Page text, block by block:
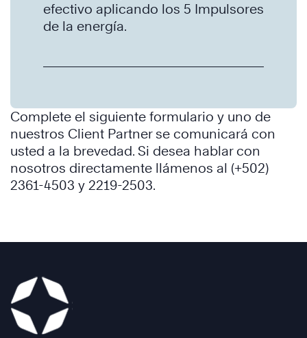
efectivo aplicando los 5 Impulsores
de la energía.
Complete el siguiente formulario y uno de
nuestros Client Partner se comunicará con
usted a la brevedad. Si desea hablar con
nosotros directamente llámenos al (+502)
2361-4503 y 2219-2503.